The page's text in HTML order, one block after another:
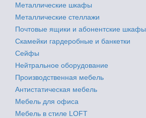
Металлические шкафы
Металлические стеллажи
Почтовые ящики и абонентские шкафы
Скамейки гардеробные и банкетки
Сейфы
Нейтральное оборудование
Производственная мебель
Антистатическая мебель
Мебель для офиса
Мебель в стиле LOFT